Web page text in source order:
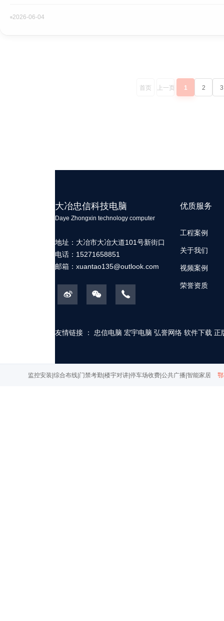
2026-06-04
首页 上一页 1 2 3
大冶忠信科技电脑
Daye Zhongxin technology computer
地址：大冶市大冶大道101号新街口
电话：15271658851
邮箱： xuantao135@outlook.com
优质服务
工程案例
关于我们
视频案例
荣誉资质
友情链接 ： 忠信电脑 宏宇电脑 弘誉网络 软件下载 正
监控安装|综合布线|门禁考勤|楼宇对讲|停车场收费|公共广播|智能家居